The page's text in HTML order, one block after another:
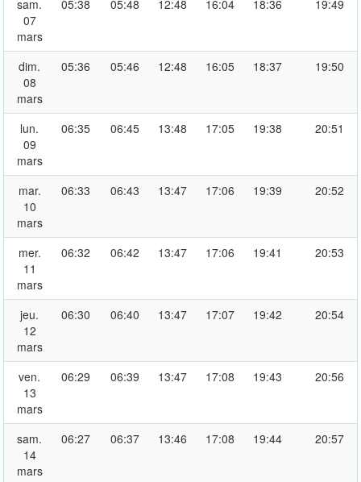
sam.
07
mars
05:38 05:48 12:48 16:04 18:36 19:49
dim.
08
mars
05:36 05:46 12:48 16:05 18:37 19:50
lun.
09
mars
06:35 06:45 13:48 17:05 19:38 20:51
mar.
10
mars
06:33 06:43 13:47 17:06 19:39 20:52
mer.
11
mars
06:32 06:42 13:47 17:06 19:41 20:53
jeu.
12
mars
06:30 06:40 13:47 17:07 19:42 20:54
ven.
13
mars
06:29 06:39 13:47 17:08 19:43 20:56
sam.
14
mars
06:27 06:37 13:46 17:08 19:44 20:57